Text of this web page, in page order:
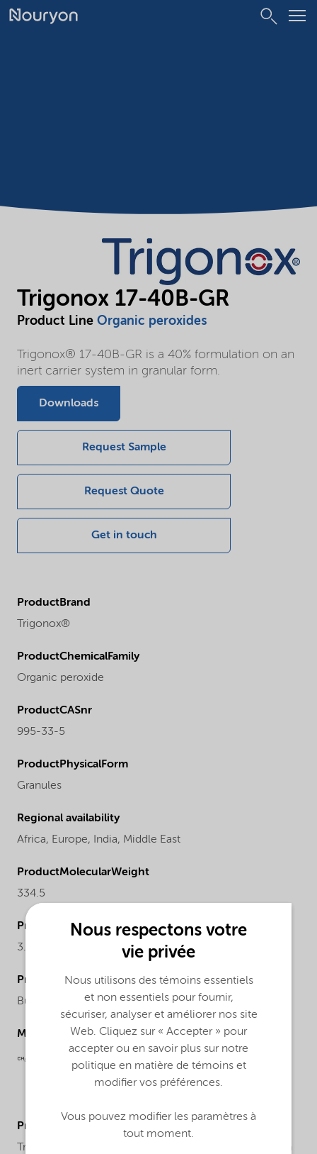
Trigonox 17-40B-GR
Product Line Organic peroxides
Trigonox® 17-40B-GR is a 40% formulation on an
inert carrier system in granular form.
Downloads
Request Sample
Request Quote
Get in touch
ProductBrand
Trigonox®
ProductChemicalFamily
Organic peroxide
ProductCASnr
995-33-5
ProductPhysicalForm
Granules
Regional availability
Africa, Europe, India, Middle East
ProductMolecularWeight
334.5
ProductActualproduct
3.73-3.92%
ProductChemicalsName
Butyl 4,4-di(tert-butylperoxy) valerate
Molecular drawing
ProductApplications
Trigonox® 17-40B-GR is a bifunctional peroxide which
Nous respectons votre
vie privée
Nous utilisons des témoins essentiels
et non essentiels pour fournir,
sécuriser, analyser et améliorer nos site
Web. Cliquez sur « Accepter » pour
accepter ou en savoir plus sur notre
politique en matière de témoins et
modifier vos préférences.
Vous pouvez modifier les paramètres à
tout moment.